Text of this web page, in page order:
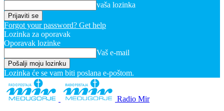
vaša lozinka
Forgot your password? Get help
Lozinka za oporavak
Oporavak lozinke
Vaš e-mail
Lozinka će se vam biti poslana e-poštom.
Radio Mir